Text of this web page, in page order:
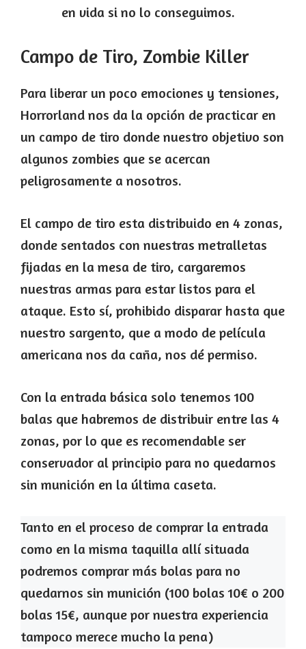
en vida si no lo conseguimos.
Campo de Tiro, Zombie Killer
Para liberar un poco emociones y tensiones,
Horrorland nos da la opción de practicar en
un campo de tiro donde nuestro objetivo son
algunos zombies que se acercan
peligrosamente a nosotros.
El campo de tiro esta distribuido en 4 zonas,
donde sentados con nuestras metralletas
fijadas en la mesa de tiro, cargaremos
nuestras armas para estar listos para el
ataque. Esto sí, prohibido disparar hasta que
nuestro sargento, que a modo de película
americana nos da caña, nos dé permiso.
Con la entrada básica solo tenemos 100
balas que habremos de distribuir entre las 4
zonas, por lo que es recomendable ser
conservador al principio para no quedarnos
sin munición en la última caseta.
Tanto en el proceso de comprar la entrada
como en la misma taquilla allí situada
podremos comprar más bolas para no
quedarnos sin munición (100 bolas 10€ o 200
bolas 15€, aunque por nuestra experiencia
tampoco merece mucho la pena)